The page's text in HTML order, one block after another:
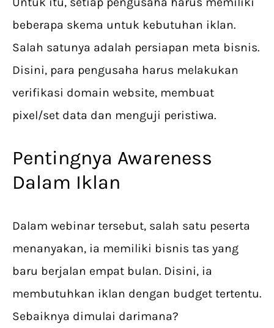
beberapa skema untuk kebutuhan iklan.
Salah satunya adalah persiapan meta bisnis.
Disini, para pengusaha harus melakukan
verifikasi domain website, membuat
pixel/set data dan menguji peristiwa.
Pentingnya Awareness
Dalam Iklan
Dalam webinar tersebut, salah satu peserta
menanyakan, ia memiliki bisnis tas yang
baru berjalan empat bulan. Disini, ia
membutuhkan iklan dengan budget tertentu.
Sebaiknya dimulai darimana?